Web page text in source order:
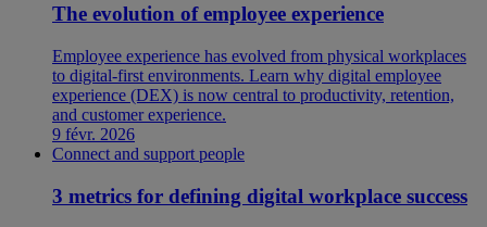
The evolution of employee experience
Employee experience has evolved from physical workplaces
to digital-first environments. Learn why digital employee
experience (DEX) is now central to productivity, retention,
and customer experience.
9 févr. 2026
Connect and support people
3 metrics for defining digital workplace success